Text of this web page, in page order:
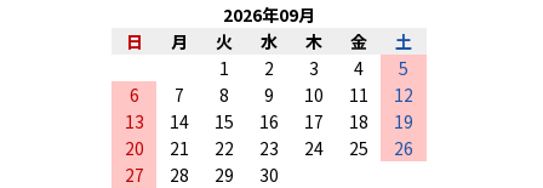
2026年09月
日
月 火 水 木 金
土
1
2 3 4
5
6
7 8 9 10 11
12
13
14 15 16 17 18
19
20
21 22 23 24 25
26
27
28 29
30